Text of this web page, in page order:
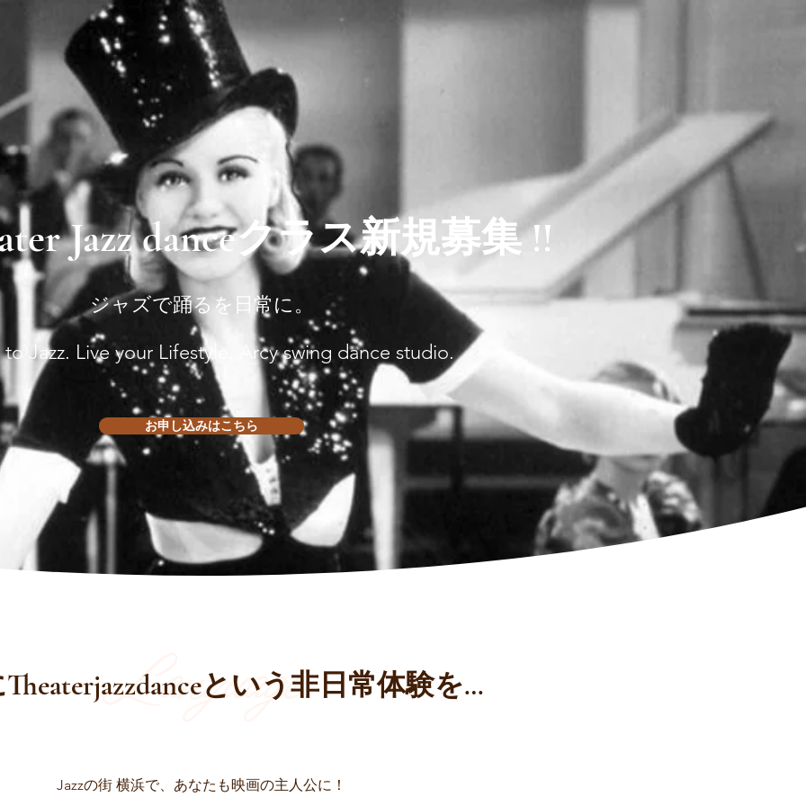
Jazz danceクラス新規募集 !!
ジャズで踊るを日常に。
Jazz. Live your Lifestyle. Arcy swing dance studio.
お申し込みはこちら
Languageという非日常体験を…
Jazzの街 横浜で、あなたも映画の主人公に！